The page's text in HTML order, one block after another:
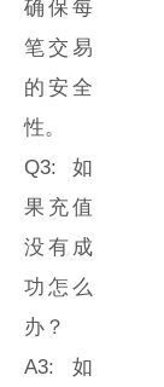
确保每
笔交易
的安全
性。
Q3: 如
果充值
没有成
功怎么
办？
A3: 如